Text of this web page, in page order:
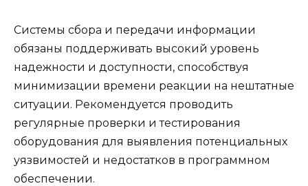
Системы сбора и передачи информации
обязаны поддерживать высокий уровень
надежности и доступности, способствуя
минимизации времени реакции на нештатные
ситуации. Рекомендуется проводить
регулярные проверки и тестирования
оборудования для выявления потенциальных
уязвимостей и недостатков в программном
обеспечении.